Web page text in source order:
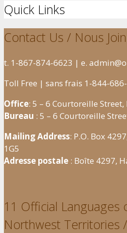
Quick Links
Contact Us / Nous
t. 1-867-874-6623 | e.
Toll Free | sans frais 1-844-
Office: 5 – 6 Courtoreille Street,
Bureau : 5 – 6 Courtoreille
Mailing Address: P.O. Box
1G5
Adresse postale : Boîte 4297,
11 Official Languages
Northwest Territories